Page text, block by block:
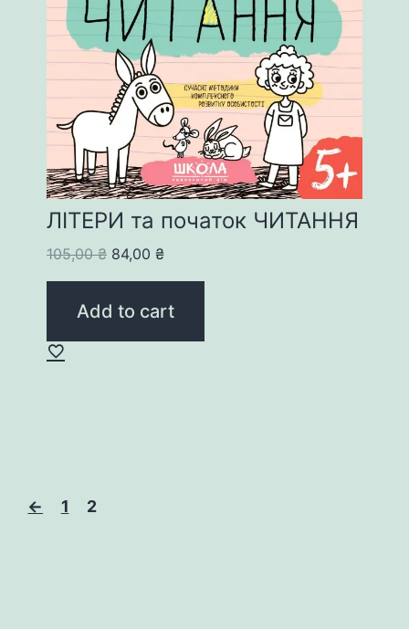
ЛІТЕРИ та початок ЧИТАННЯ
105,00₴ Original
price
was:
84,00 ₴Current
price
is:
Add to cart
← 1 2